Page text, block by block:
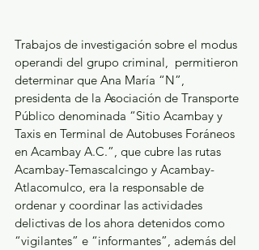
Trabajos de investigación sobre el modus
operandi del grupo criminal,  permitieron
determinar que Ana María “N”,
presidenta de la Asociación de Transporte
Público denominada “Sitio Acambay y
Taxis en Terminal de Autobuses Foráneos
en Acambay A.C.”, que cubre las rutas
Acambay-Temascalcingo y Acambay-
Atlacomulco, era la responsable de
ordenar y coordinar las actividades
delictivas de los ahora detenidos como
“vigilantes” e “informantes”, además del